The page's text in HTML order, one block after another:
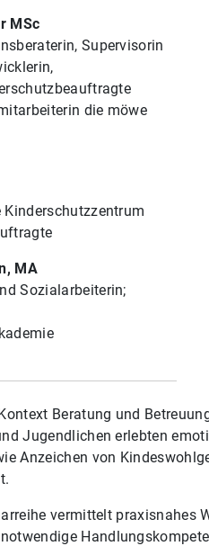
MSc
Supervisorin
die möwe
MA
Sozialarbeiterin;
Beratung und
Jugendlichen erlebten
Anzeichen von
vermittelt praxisnahes